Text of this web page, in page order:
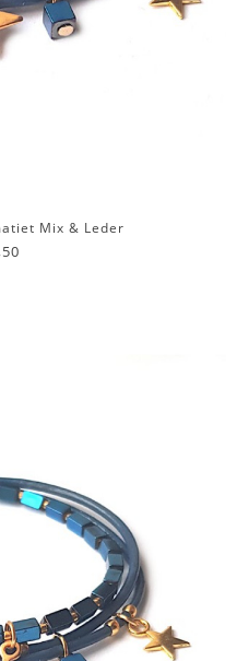
Mix & Leder